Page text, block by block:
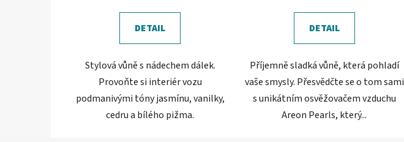
DETAIL
Stylová vůně s nádechem dálek.
Provoňte si interiér vozu
podmanivými tóny jasmínu, vanilky,
cedru a bílého pižma.
DETAIL
Příjemně sladká vůně, která pohladí
vaše smysly. Přesvědčte se o tom sami
s unikátním osvěžovačem vzduchu
Areon Pearls, který...